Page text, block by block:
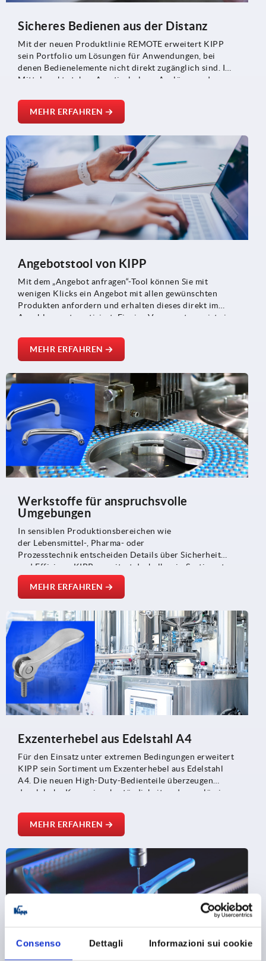
Consenso Dettagli Informazioni sui cookie
Sicheres Bedienen aus der Distanz
Mit der neuen Produktlinie REMOTE erweitert KIPP
sein Portfolio um Lösungen für Anwendungen, bei
denen Bedienelemente nicht direkt zugänglich sind. Im
Mittelpunkt stehen Arretierbolzen, Auslöser und
verbunden werden können.
MEHR ERFAHREN
Angebotstool von KIPP
Mit dem „Angebot anfragen“-Tool können Sie mit
wenigen Klicks ein Angebot mit allen gewünschten
Produkten anfordern und erhalten dieses direkt im
Anschluss automatisiert. Einzige Voraussetzung ist eine
MEHR ERFAHREN
Werkstoffe für anspruchsvolle
Umgebungen
In sensiblen Produktionsbereichen wie
der Lebensmittel-, Pharma- oder
Prozesstechnik entscheiden Details über Sicherheit
und Effizienz. KIPP erweitert deshalb sein Sortiment
an Hygienic-DESIGN-Komponenten und bietet neue
Lösungen für konstruktiv saubere, leicht zu reinigende
MEHR ERFAHREN
Exzenterhebel aus Edelstahl A4
Für den Einsatz unter extremen Bedingungen erweitert
KIPP sein Sortiment um Exzenterhebel aus Edelstahl
A4. Die neuen High-Duty-Bedienteile überzeugen
durch hohe Korrosionsbeständigkeit und zuverlässige
Umgebungen. Typische Einsatzbereiche sind die
chemische Industrie, der Schiffbau, der Offshore-
Medizintechnik.
MEHR ERFAHREN